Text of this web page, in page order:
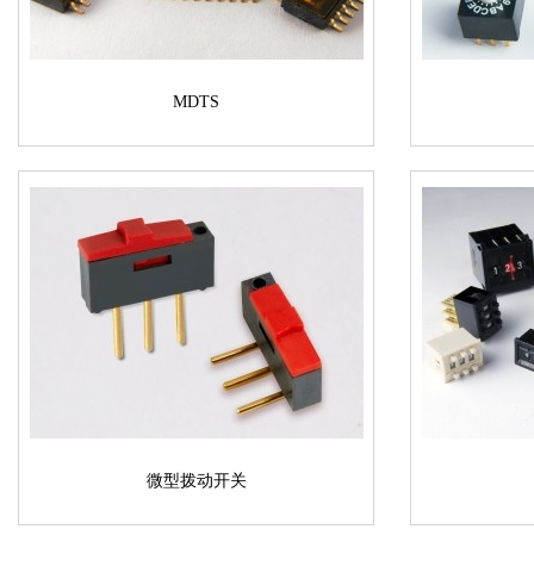
MDTS
微型拨动开关